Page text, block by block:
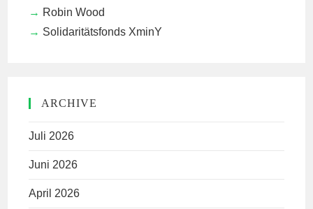
Robin Wood
Solidaritätsfonds XminY
ARCHIVE
Juli 2026
Juni 2026
April 2026